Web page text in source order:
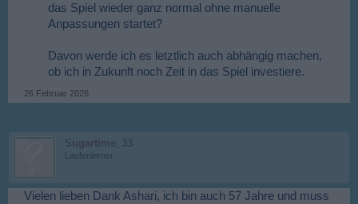
das Spiel wieder ganz normal ohne manuelle
Anpassungen startet?
Davon werde ich es letztlich auch abhängig machen,
ob ich in Zukunft noch Zeit in das Spiel investiere.​
26 Februar 2026
Sugartime_33
Laufenlerner
Vielen lieben Dank Ashari, ich bin auch 57 Jahre und muss